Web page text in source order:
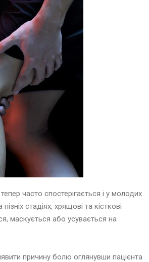
часто спостерігається і у молодих
стадіях, хрящові та кісткові
маскується або усувається на
причину болю оглянувши пацієнта